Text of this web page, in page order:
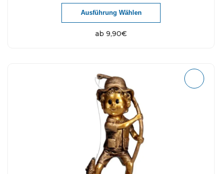
ab 9,90€
Ausführung Wählen